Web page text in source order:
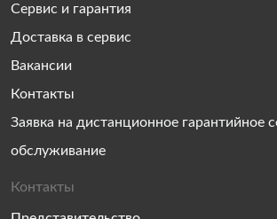
Сервис и гарантия
Доставка в сервис
Вакансии
Контакты
Заявка на дистанционное гарантийное
обслуживание
Контакты